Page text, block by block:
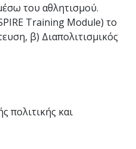
του αθλητισμού.
Training Module) το
β) Διαπολιτισμικός
πολιτικής και